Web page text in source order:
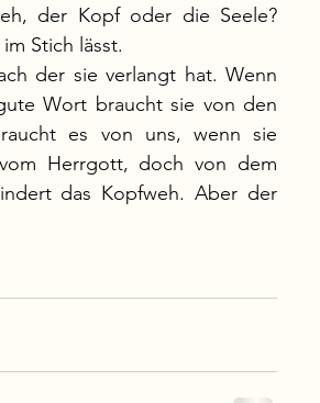
der Kopf oder die Seele?
Stich lässt.
der sie verlangt hat. Wenn
Wort braucht sie von den
es von uns, wenn sie
Herrgott, doch von dem
das Kopfweh. Aber der